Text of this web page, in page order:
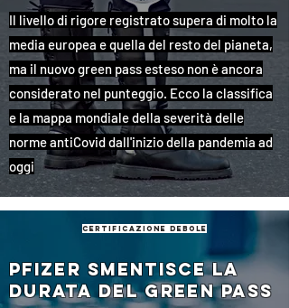
Il livello di rigore registrato supera di molto la
media europea e quella del resto del pianeta,
ma il nuovo green pass esteso non è ancora
considerato nel punteggio. Ecco la classifica
e la mappa mondiale della severità delle
norme antiCovid dall'inizio della pandemia ad
oggi
certificazione debole
Pfizer smentisce la
durata del green pass